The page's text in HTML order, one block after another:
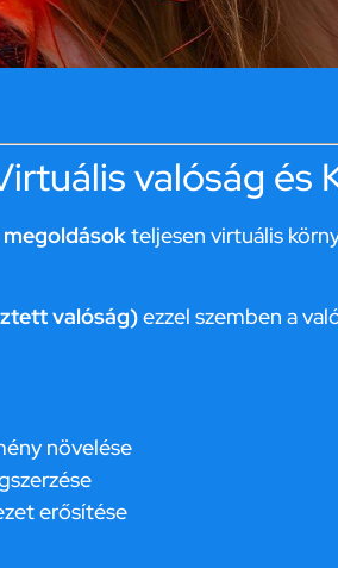
valóság
teljesen virtuális
valóság)ezzel szemben a
növelése
erősítése